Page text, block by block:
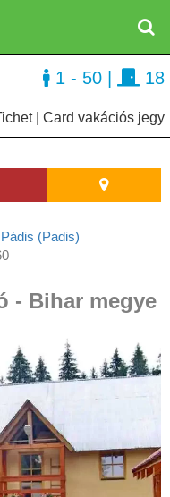
Pádis (Padis)
- Bihar megye
| Card vakációs jegy
1 - 50 18